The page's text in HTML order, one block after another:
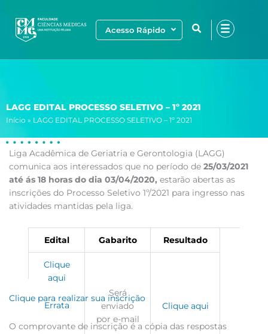
para
Acesso Rápido
LAGG EDITAL PROCESSO SELETIVO – 1º 2021
Início » LAGG EDITAL PROCESSO SELETIVO – 1º 2021
Liga Acadêmica de Geriatria e Gerontologia (LAGG)
comunica aos interessados que no período de 25/03/2021
até ás 18 horas do dia 03/04/2020, estarão abertas as
inscrições do Processo Seletivo 1º/2021 para ingresso nas
atividades mantidas pela liga.
Edital Gabarito Resultado
Clique
aqui
Errata
Será
enviado
por e-mail
Clique aqui
Clique para realizar sua inscrição
O comprovante de inscrição é a cópia das respostas